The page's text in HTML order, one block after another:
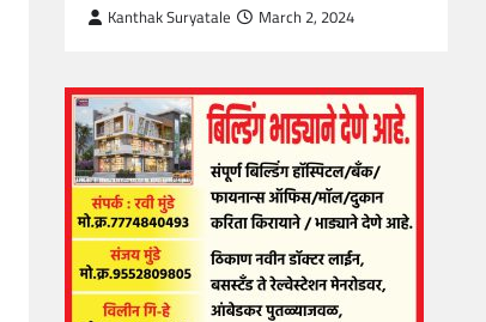
Kanthak Suryatale March 2, 2024